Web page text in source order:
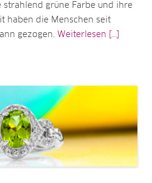
strahlend grüne Farbe und ihre
haben die Menschen seit
gezogen. Weiterlesen [...]